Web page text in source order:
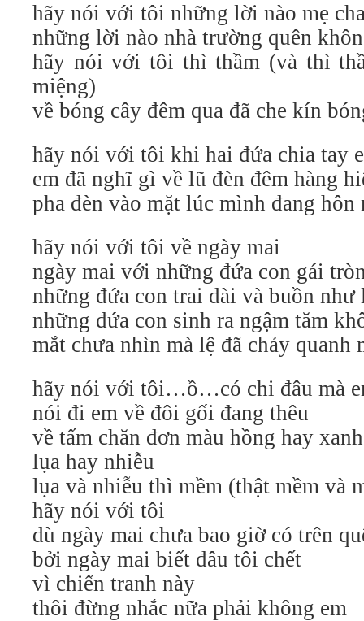
hãy nói với tôi những lời nào mẹ
những lời nào nhà trường quên
hãy nói với tôi thì thầm (và thì
miệng)
về bóng cây đêm qua đã che kín
hãy nói với tôi khi hai đứa chia tay
em đã nghĩ gì về lũ đèn đêm hàng
pha đèn vào mặt lúc mình đang hôn
hãy nói với tôi về ngày mai
ngày mai với những đứa con gái
những đứa con trai dài và buồn như
những đứa con sinh ra ngậm tăm
mắt chưa nhìn mà lệ đã chảy quanh
hãy nói với tôi…ồ…có chi đâu mà
nói đi em về đôi gối đang thêu
về tấm chăn đơn màu hồng hay xanh
lụa hay nhiễu
lụa và nhiễu thì mềm (thật mềm và
hãy nói với tôi
dù ngày mai chưa bao giờ có trên
bởi ngày mai biết đâu tôi chết
vì chiến tranh này
thôi đừng nhắc nữa phải không em